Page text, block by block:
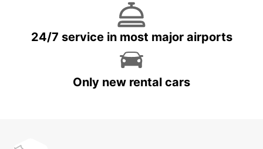
24/7 service in most major airports
Only new rental cars